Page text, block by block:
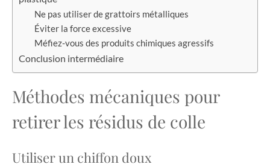
Ne pas utiliser de grattoirs métalliques
Éviter la force excessive
Méfiez-vous des produits chimiques agressifs
Conclusion intermédiaire
Méthodes mécaniques pour
retirer les résidus de colle
Utiliser un chiffon doux